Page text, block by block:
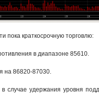
пока краткосрочную торговлю:
в диапазоне 85610.
на 86820-87030.
случае удержания уровня